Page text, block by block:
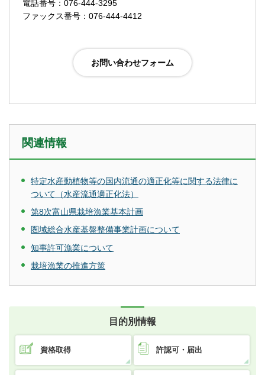
電話番号：076-444-3295
ファックス番号：076-444-4412
関連情報
特定水産動植物等の国内流通の適正化等に関する法律に
ついて（水産流通適正化法）
第8次富山県栽培漁業基本計画
圏域総合水産基盤整備事業計画について
知事許可漁業について
栽培漁業の推進方策
目的別情報
資格取得 許認可・届出